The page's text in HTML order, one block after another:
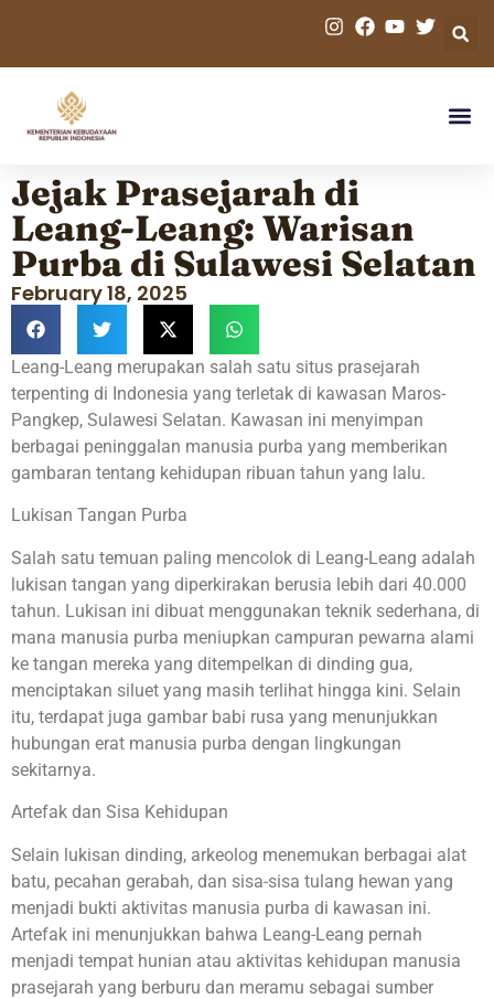
Jejak Prasejarah di
Leang-Leang: Warisan
Purba di Sulawesi Selatan
February 18, 2025
Leang-Leang merupakan salah satu situs prasejarah
terpenting di Indonesia yang terletak di kawasan Maros-
Pangkep, Sulawesi Selatan. Kawasan ini menyimpan
berbagai peninggalan manusia purba yang memberikan
gambaran tentang kehidupan ribuan tahun yang lalu.
Lukisan Tangan Purba
Salah satu temuan paling mencolok di Leang-Leang adalah
lukisan tangan yang diperkirakan berusia lebih dari 40.000
tahun. Lukisan ini dibuat menggunakan teknik sederhana, di
mana manusia purba meniupkan campuran pewarna alami
ke tangan mereka yang ditempelkan di dinding gua,
menciptakan siluet yang masih terlihat hingga kini. Selain
itu, terdapat juga gambar babi rusa yang menunjukkan
hubungan erat manusia purba dengan lingkungan
sekitarnya.
Artefak dan Sisa Kehidupan
Selain lukisan dinding, arkeolog menemukan berbagai alat
batu, pecahan gerabah, dan sisa-sisa tulang hewan yang
menjadi bukti aktivitas manusia purba di kawasan ini.
Artefak ini menunjukkan bahwa Leang-Leang pernah
menjadi tempat hunian atau aktivitas kehidupan manusia
prasejarah yang berburu dan meramu sebagai sumber